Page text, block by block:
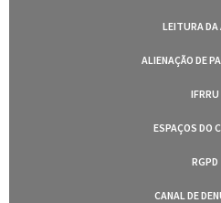
LEITURA DA
ALIENAÇÃO DE
IFRRU
ESPAÇOS DO
RGPD
CANAL DE